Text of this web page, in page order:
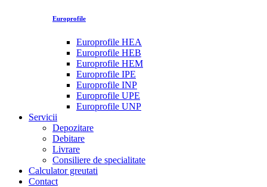
Europrofile
Europrofile HEA
Europrofile HEB
Europrofile HEM
Europrofile IPE
Europrofile INP
Europrofile UPE
Europrofile UNP
Servicii
Depozitare
Debitare
Livrare
Consiliere de specialitate
Calculator greutati
Contact